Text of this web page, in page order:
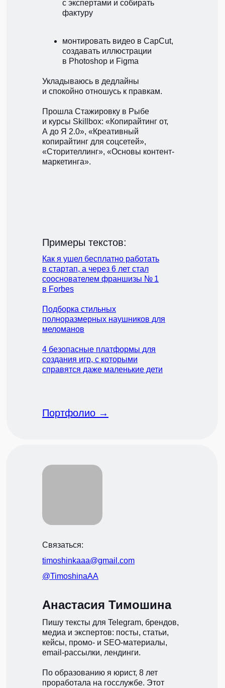
с экспертами и собирать
фактуру
монтировать видео в CapCut,
создавать иллюстрации
в Photoshop и Figma
Укладываюсь в дедлайны
и спокойно отношусь к правкам.
Прошла Стажировку в Рыбе
и курсы Skillbox: «Копирайтинг от,
А до Я 2.0», «Креативный
копирайтинг для соцсетей»,
«Сторителлинг», «Основы контент-
маркетинга».
Примеры текстов:
Как я ушел бесплатно работать
в стартап, а через 6 лет стал
сооснователем франшизы № 1
в Forbes
Подборка стильных
полноразмерных наушников для
меломанов
4 безопасные платформы для
создания игр, с которыми
справятся даже маленькие дети
Портфолио →
Анастасия Тимошина
Пишу тексты для Telegram, брендов,
медиа и экспертов: посты, статьи,
кейсы, промо- и SEO-материалы,
email-рассылки, лендинги.
По образованию я юрист, 8 лет
проработала на госслужбе. Этот
Связаться:
@TimoshinaAA
timoshinkaaa@gmail.com